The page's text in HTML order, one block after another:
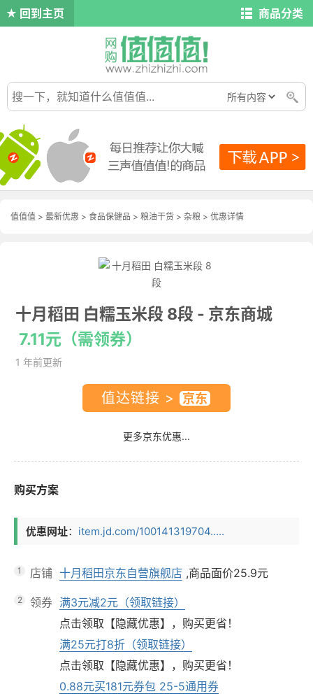
回到主页 商品分类
值值值 > 最新优惠 > 食品保健品 > 粮油干货 > 杂粮 > 优惠详情
十月稻田 白糯玉米段 8段 - 京东商城
7.11元（需领券）
1 年前更新
值达链接 >
更多京东优惠...
购买方案
优惠网址： item.jd.com/100141319704.....
1 店铺 十月稻田京东自营旗舰店 ,商品面价25.9元
2 领券 满3元减2元（领取链接）
点击领取【隐藏优惠】，购买更省！
满25元打8折（领取链接）
点击领取【隐藏优惠】，购买更省！
0.88元买181元券包 25-5通用券